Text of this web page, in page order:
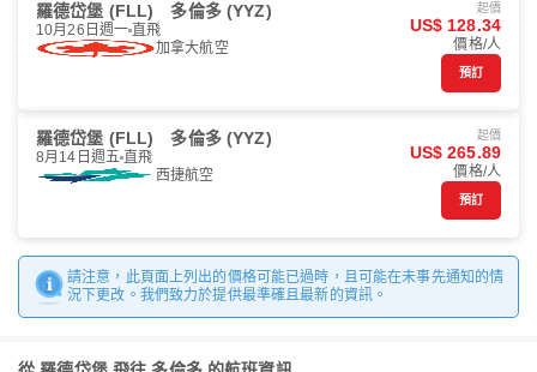
羅德岱堡 (FLL) 多倫多 (YYZ)
10月26日週一 直飛
加拿大航空
起價
US$ 128.34
價格/人
預訂
羅德岱堡 (FLL) 多倫多 (YYZ)
8月14日週五 直飛
西捷航空
起價
US$ 265.89
價格/人
預訂
請注意，此頁面上列出的價格可能已過時，且可能在未事先通知的情
況下更改。我們致力於提供最準確且最新的資訊。